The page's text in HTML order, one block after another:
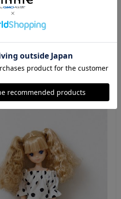
ップスで可愛いコーデになりまし
あればよろしくお願い致します。
ooonibasu 2026/07/09 19:01:46
センチドールの洋服(ドール服)